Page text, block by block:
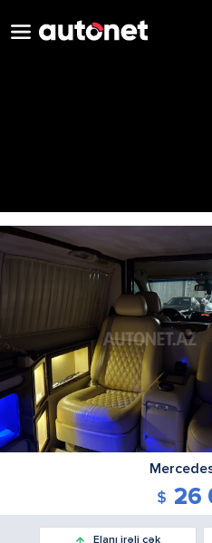
26
Elanı irəli çək